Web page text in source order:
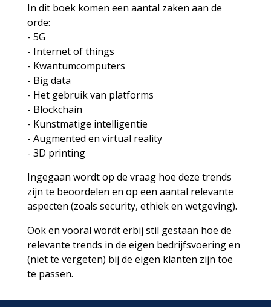
In dit boek komen een aantal zaken aan de
orde:
- 5G
- Internet of things
- Kwantumcomputers
- Big data
- Het gebruik van platforms
- Blockchain
- Kunstmatige intelligentie
- Augmented en virtual reality
- 3D printing
Ingegaan wordt op de vraag hoe deze trends
zijn te beoordelen en op een aantal relevante
aspecten (zoals security, ethiek en wetgeving).
Ook en vooral wordt erbij stil gestaan hoe de
relevante trends in de eigen bedrijfsvoering en
(niet te vergeten) bij de eigen klanten zijn toe
te passen.